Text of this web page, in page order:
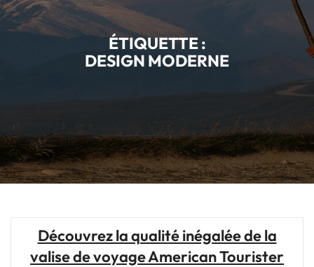
ÉTIQUETTE :
DESIGN MODERNE
Découvrez la qualité inégalée de la
valise de voyage American Tourister